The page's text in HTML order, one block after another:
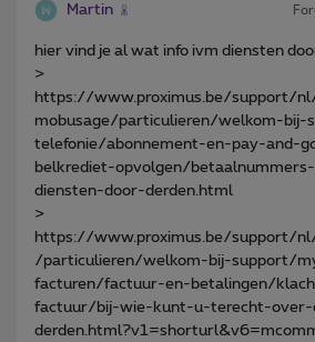
Martin
hier vind je al wat info ivm diensten
>
https://www.proximus.be/support/
mobusage/particulieren/welkom-bij-
telefonie/abonnement-en-pay-and-
belkrediet-opvolgen/
diensten-door-derden.html
>
https://www.proximus.be/support/
/particulieren/welkom-bij-support/
facturen/factuur-en-betalingen/
factuur/bij-wie-kunt-u-terecht-over-